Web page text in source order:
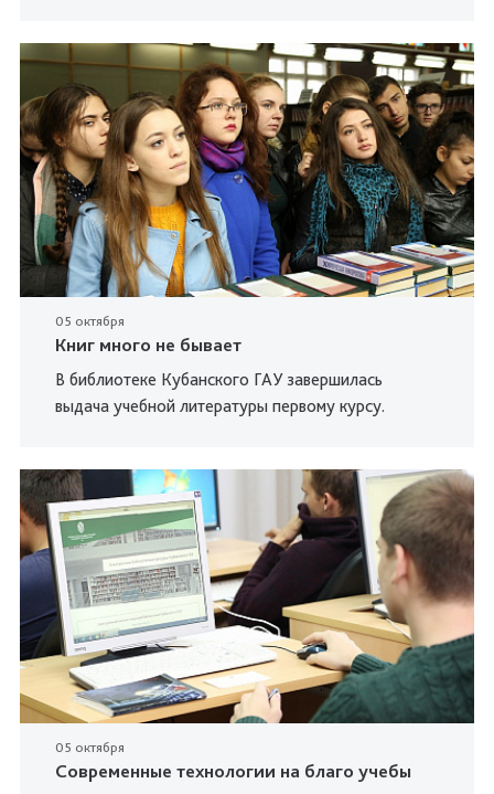
05 октября
Книг много не бывает
В библиотеке Кубанского ГАУ завершилась
выдача учебной литературы первому курсу.
05 октября
Современные технологии на благо учебы